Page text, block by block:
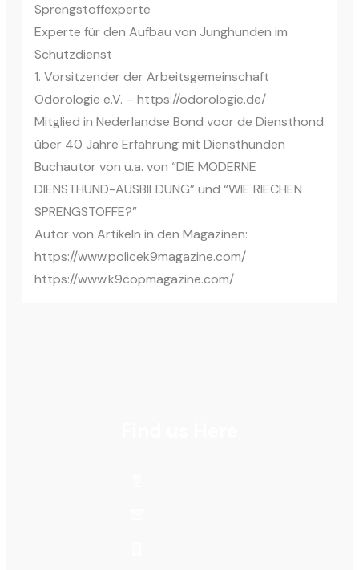
Sprengstoffexperte
Experte für den Aufbau von Junghunden im
Schutzdienst
1. Vorsitzender der Arbeitsgemeinschaft
Odorologie e.V. – https://odorologie.de/
Mitglied in Nederlandse Bond voor de Diensthond
über 40 Jahre Erfahrung mit Diensthunden
Buchautor von u.a. von “DIE MODERNE
DIENSTHUND-AUSBILDUNG” und “WIE RIECHEN
SPRENGSTOFFE?”
Autor von Artikeln in den Magazinen:
https://www.policek9magazine.com/
https://www.k9copmagazine.com/